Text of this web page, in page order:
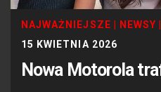
NAJWAŻNIEJSZE NEWSY
15 KWIETNIA 2026
Nowa Motorola